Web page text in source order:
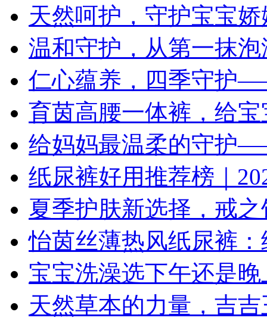
天然呵护，守护宝宝
温和守护，从第一抹
仁心蕴养，四季守护
育茵高腰一体裤，给
给妈妈最温柔的守护
纸尿裤好用推荐榜｜
夏季护肤新选择，戒
怡茵丝薄热风纸尿裤
宝宝洗澡选下午还是
天然草本的力量，吉